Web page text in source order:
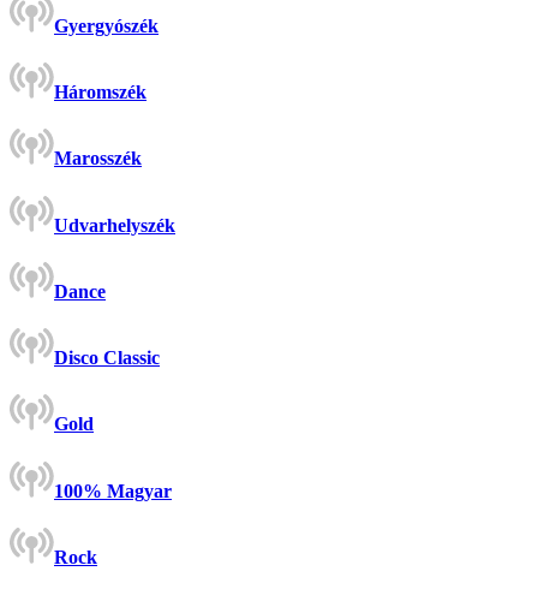
Gyergyószék
Háromszék
Marosszék
Udvarhelyszék
Dance
Disco Classic
Gold
100% Magyar
Rock